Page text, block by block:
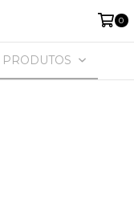
0
PRODUTOS